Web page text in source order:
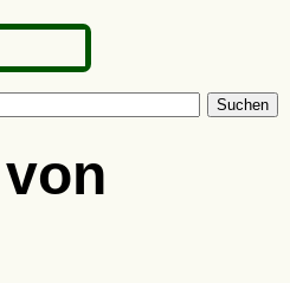
Suchen